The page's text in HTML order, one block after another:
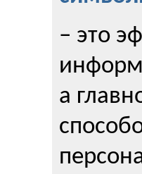
– это
а